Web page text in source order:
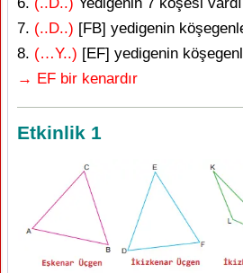
7. (..D..) [FB] yedigenin
8. (…Y..) [EF] yedigenin
→ EF bir kenardır
Etkinlik 1